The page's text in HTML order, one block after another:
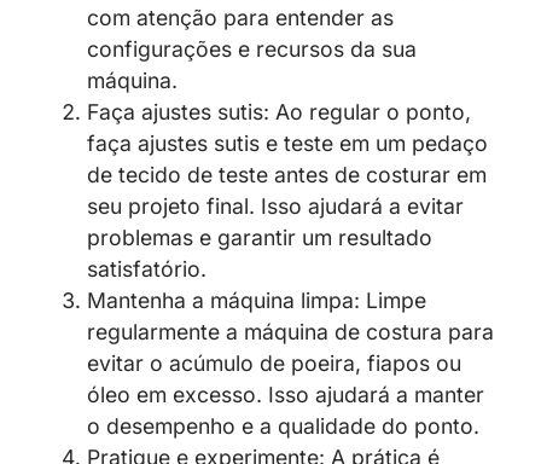
com atenção para entender as
configurações e recursos da sua
máquina.
Faça ajustes sutis: Ao regular o ponto,
faça ajustes sutis e teste em um pedaço
de tecido de teste antes de costurar em
seu projeto final. Isso ajudará a evitar
problemas e garantir um resultado
satisfatório.
Mantenha a máquina limpa: Limpe
regularmente a máquina de costura para
evitar o acúmulo de poeira, fiapos ou
óleo em excesso. Isso ajudará a manter
o desempenho e a qualidade do ponto.
Pratique e experimente: A prática é